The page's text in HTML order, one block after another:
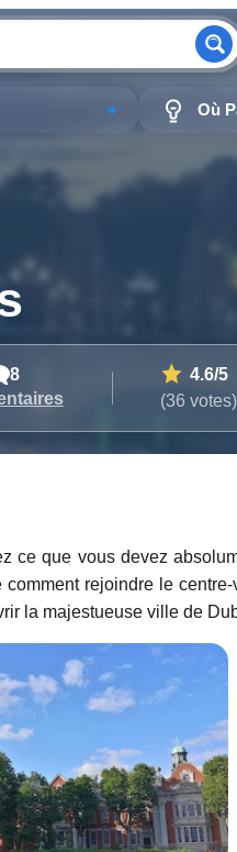
Où
8
4.6/5
(36 votes)
ce que vous devez
comment rejoindre le
la majestueuse ville de